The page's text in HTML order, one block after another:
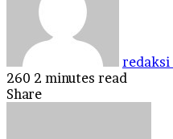
redaksi
260 2 minutes read
Facebook
Twitter
LinkedIn
Tumblr
Pinterest
Reddit
VKontakte
Odnoklassniki
Pocket
Share